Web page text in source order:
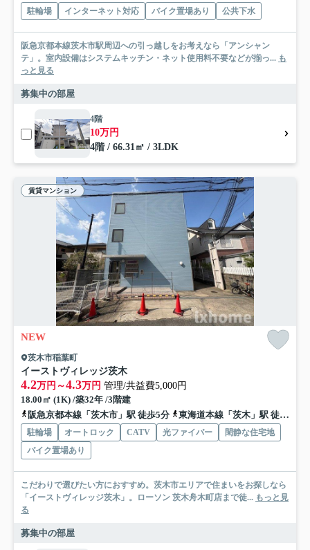
駐輪場 インターネット対応 バイク置場あり 公共下水
阪急京都本線茨木市駅周辺への引っ越しをお考えなら「アンシャン
テ」。室内設備はシステムキッチン・ネット使用料不要などが揃っ... も
っと見る
募集中の部屋
4階
10万円
4階 / 66.31㎡ / 3LDK
賃貸マンション
NEW
茨木市稲葉町
イーストヴィレッジ茨木
4.2万円～4.3万円 管理/共益費5,000円
18.00㎡ (1K) /築32年 /3階建
阪急京都本線「茨木市」駅 徒歩5分
東海道本線「茨木」駅 徒歩20分
駐輪場 オートロック CATV 光ファイバー
閑静な住宅地
バイク置場あり
こだわりで選びたい方におすすめ。茨木市エリアで住まいをお探しなら
「イーストヴィレッジ茨木」。ローソン 茨木舟木町店まで徒... もっと見
る
募集中の部屋